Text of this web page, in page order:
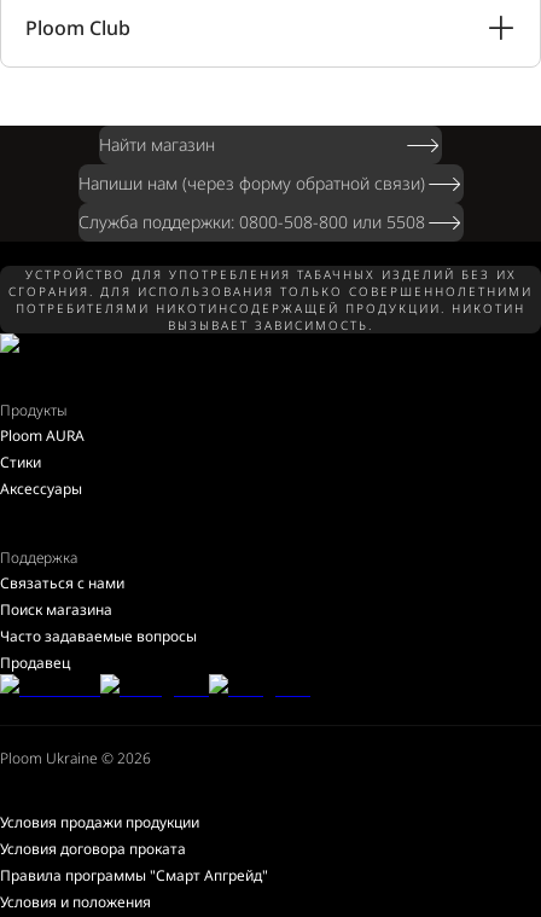
Ploom Club
Найти магазин
Напиши нам (через форму обратной связи)
Служба поддержки: 0800-508-800 или 5508
УСТРОЙСТВО ДЛЯ УПОТРЕБЛЕНИЯ ТАБАЧНЫХ ИЗДЕЛИЙ БЕЗ ИХ
СГОРАНИЯ. ДЛЯ ИСПОЛЬЗОВАНИЯ ТОЛЬКО СОВЕРШЕННОЛЕТНИМИ
ПОТРЕБИТЕЛЯМИ НИКОТИНСОДЕРЖАЩЕЙ ПРОДУКЦИИ. НИКОТИН
ВЫЗЫВАЕТ ЗАВИСИМОСТЬ.
Продукты
Ploom AURA
Стики
Аксессуары
Поддержка
Связаться с нами
Поиск магазина
Часто задаваемые вопросы
Продавец
Ploom Ukraine © 2026
Условия продажи продукции
Условия договора проката
Правила программы "Смарт Апгрейд"
Условия и положения